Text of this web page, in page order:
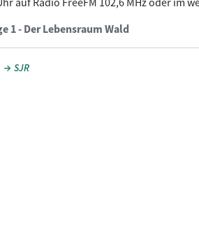
1 - Der Lebensraum Wald
SJR